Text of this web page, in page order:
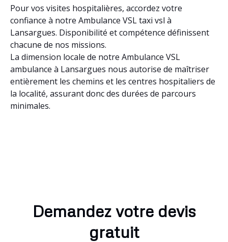
Pour vos visites hospitalières, accordez votre
confiance à notre Ambulance VSL taxi vsl à
Lansargues. Disponibilité et compétence définissent
chacune de nos missions.
La dimension locale de notre Ambulance VSL
ambulance à Lansargues nous autorise de maîtriser
entièrement les chemins et les centres hospitaliers de
la localité, assurant donc des durées de parcours
minimales.
Demandez votre devis
gratuit